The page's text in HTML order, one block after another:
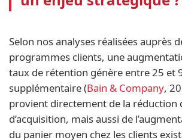
Selon nos analyses réalisées auprès
programmes clients, une
taux de rétention génère entre 25 et
supplémentaire (Bain & Company,
provient directement de la réduction
d’acquisition, mais aussi de
du panier moyen chez les clients